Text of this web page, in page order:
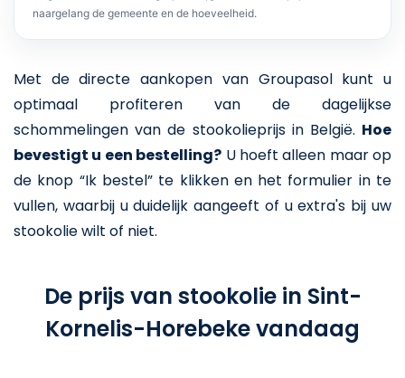
naargelang de gemeente en de hoeveelheid.
Met de directe aankopen van Groupasol kunt u
optimaal profiteren van de dagelijkse
schommelingen van de stookolieprijs in België. Hoe
bevestigt u een bestelling? U hoeft alleen maar op
de knop “Ik bestel” te klikken en het formulier in te
vullen, waarbij u duidelijk aangeeft of u extra's bij uw
stookolie wilt of niet.
De prijs van stookolie in Sint-
Kornelis-Horebeke vandaag